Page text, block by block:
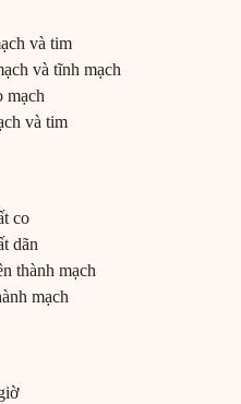
và tim
và tĩnh mạch
mạch
và tim
co
dãn
thành mạch
mạch